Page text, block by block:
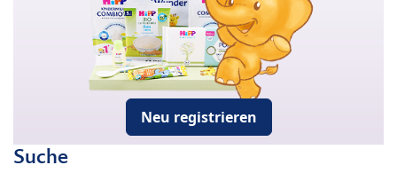
Neu registrieren
Suche